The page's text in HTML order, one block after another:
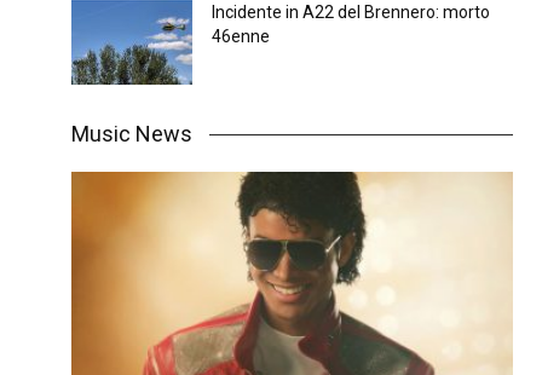
Incidente in A22 del Brennero: morto
46enne
Music News